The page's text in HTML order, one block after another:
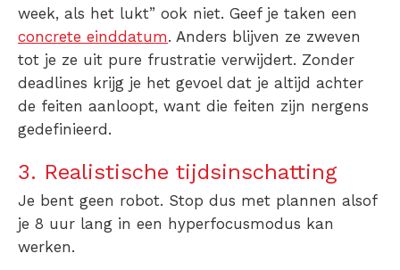
week, als het lukt” ook niet. Geef je taken een
concrete einddatum. Anders blijven ze zweven
tot je ze uit pure frustratie verwijdert. Zonder
deadlines krijg je het gevoel dat je altijd achter
de feiten aanloopt, want die feiten zijn nergens
gedefinieerd.
3. Realistische tijdsinschatting
Je bent geen robot. Stop dus met plannen alsof
je 8 uur lang in een hyperfocusmodus kan
werken.